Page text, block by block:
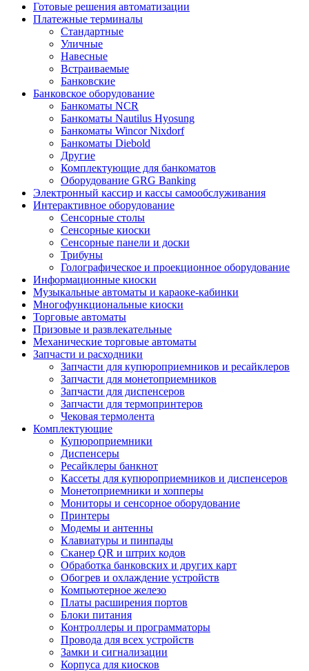
Готовые решения автоматизации
Платежные терминалы
Стандартные
Уличные
Навесные
Встраиваемые
Банковские
Банковское оборудование
Банкоматы NCR
Банкоматы Nautilus Hyosung
Банкоматы Wincor Nixdorf
Банкоматы Diebold
Другие
Комплектующие для банкоматов
Оборудование GRG Banking
Электронный кассир и кассы самообслуживания
Интерактивное оборудование
Сенсорные столы
Сенсорные киоски
Сенсорные панели и доски
Трибуны
Голографическое и проекционное оборудование
Информационные киоски
Музыкальные автоматы и караоке-кабинки
Многофункциональные киоски
Торговые автоматы
Призовые и развлекательные
Механические торговые автоматы
Запчасти и расходники
Запчасти для купюроприемников и ресайклеров
Запчасти для монетоприемников
Запчасти для диспенсеров
Запчасти для термопринтеров
Чековая термолента
Комплектующие
Купюроприемники
Диспенсеры
Ресайклеры банкнот
Кассеты для купюроприемников и диспенсеров
Монетоприемники и хопперы
Мониторы и сенсорное оборудование
Принтеры
Модемы и антенны
Клавиатуры и пинпады
Сканер QR и штрих кодов
Обработка банковских и других карт
Обогрев и охлаждение устройств
Компьютерное железо
Платы расширения портов
Блоки питания
Контроллеры и программаторы
Провода для всех устройств
Замки и сигнализации
Корпуса для киосков